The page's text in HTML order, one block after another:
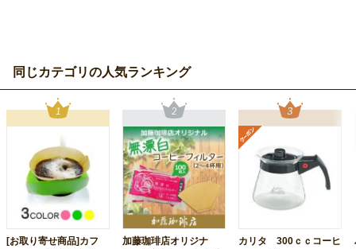
同じカテゴリの人気ランキング
[お取り寄せ商品]カフ
加藤珈琲店オリジナ
カリタ 300ｃｃコーヒ